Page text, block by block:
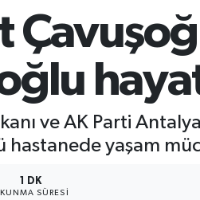
ve AK Parti
yaşam
1 DK
SÜRESI